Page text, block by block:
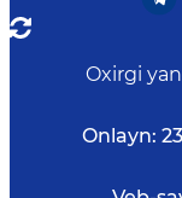
Oxirgi
Onlayn: 23